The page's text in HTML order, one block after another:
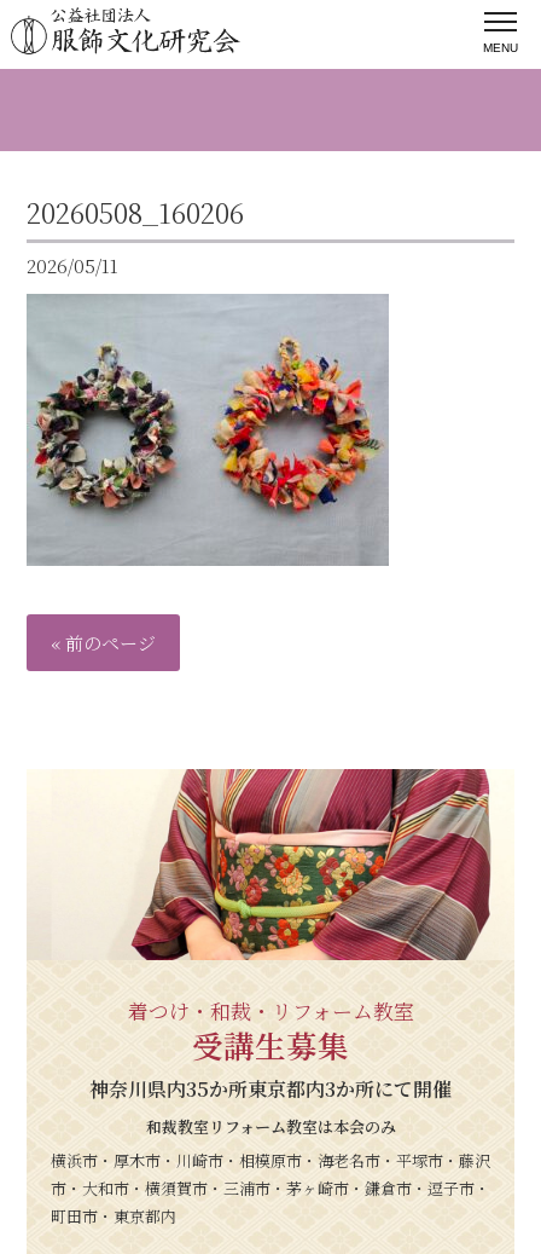
MENU
20260508_160206
2026/05/11
« 前のページ
着つけ・和裁・リフォーム教室
受講生募集
神奈川県内35か所東京都内3か所にて開催
和裁教室リフォーム教室は本会のみ
横浜市・厚木市・川崎市・相模原市・海老名市・平塚市・藤沢
市・大和市・横須賀市・三浦市・茅ヶ崎市・鎌倉市・逗子市・
町田市・東京都内